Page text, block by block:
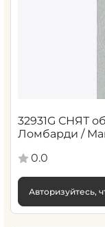
32931G СНЯТ
Ломбарди /
0.0
Авторизуйтесь,